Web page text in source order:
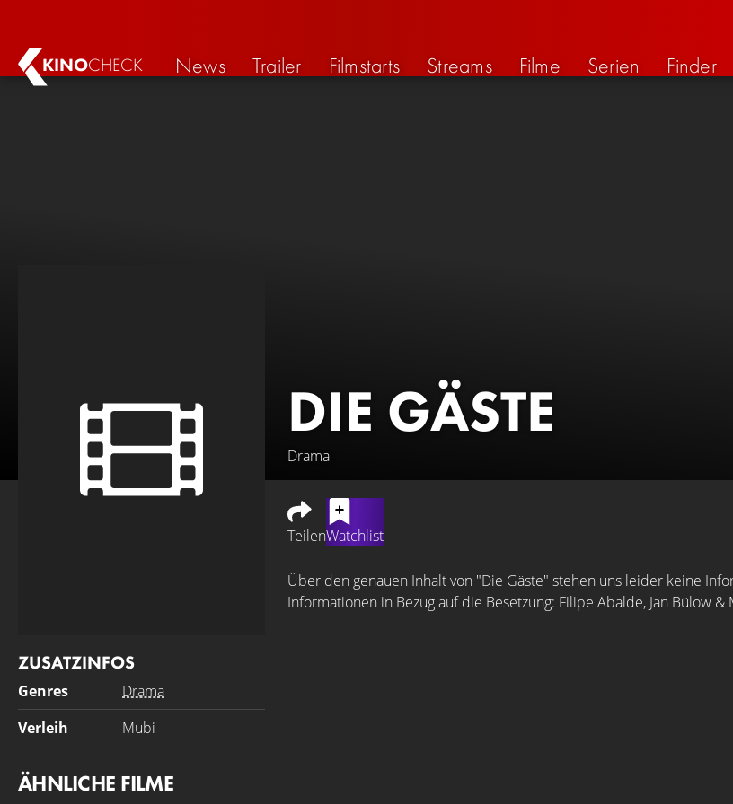
KINOCHECK News Trailer Filmstarts Streams Filme Serien Finder
DIE GÄSTE
Drama
ZUSATZINFOS
Genres
Drama
Verleih
Mubi
TeilenWatchlist
Über den genauen Inhalt von "Die Gäste" stehen uns leider keine
Informationen in Bezug auf die Besetzung: Filipe Abalde, Jan Bülow &
ÄHNLICHE FILME